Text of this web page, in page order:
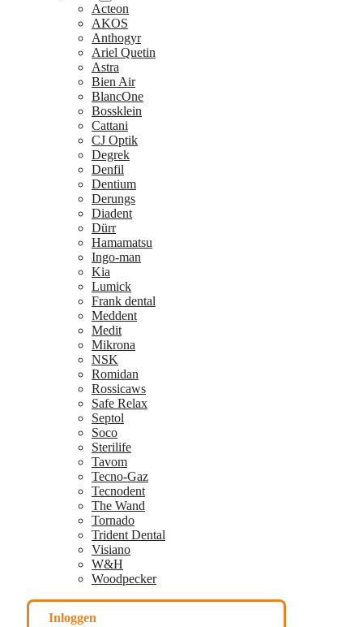
Acteon
AKOS
Anthogyr
Ariel Quetin
Astra
Bien Air
BlancOne
Bossklein
Cattani
CJ Optik
Degrek
Denfil
Dentium
Derungs
Diadent
Dürr
Hamamatsu
Ingo-man
Kia
Lumick
Frank dental
Meddent
Medit
Mikrona
NSK
Romidan
Rossicaws
Safe Relax
Septol
Soco
Sterilife
Tavom
Tecno-Gaz
Tecnodent
The Wand
Tornado
Trident Dental
Visiano
W&H
Woodpecker
Inloggen